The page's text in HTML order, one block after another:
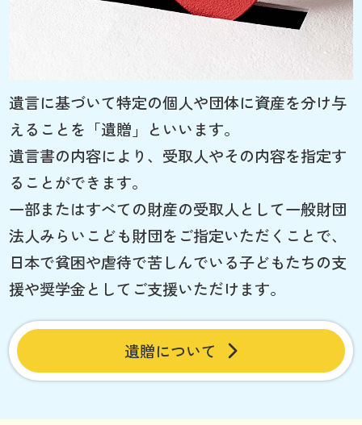
遺言に基づいて特定の個人や団体に資産を分け与
えることを「遺贈」といいます。
遺言書の内容により、受取人やその内容を指定す
ることができます。
一部またはすべての財産の受取人として一般財団
法人みらいこども財団をご指定いただくことで、
日本で貧困や虐待で苦しんでいる子どもたちの支
援や奨学金としてご支援いただけます。
遺贈について